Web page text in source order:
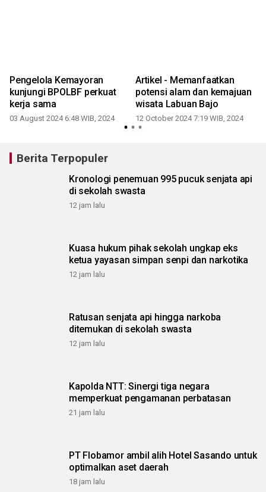
Pengelola Kemayoran
kunjungi BPOLBF perkuat
kerja sama
03 August 2024 6:48 WIB, 2024
Artikel - Memanfaatkan
potensi alam dan kemajuan
wisata Labuan Bajo
12 October 2024 7:19 WIB, 2024
Berita Terpopuler
Kronologi penemuan 995 pucuk senjata api
di sekolah swasta
12 jam lalu
Kuasa hukum pihak sekolah ungkap eks
ketua yayasan simpan senpi dan narkotika
12 jam lalu
Ratusan senjata api hingga narkoba
ditemukan di sekolah swasta
12 jam lalu
Kapolda NTT: Sinergi tiga negara
memperkuat pengamanan perbatasan
21 jam lalu
PT Flobamor ambil alih Hotel Sasando untuk
optimalkan aset daerah
18 jam lalu